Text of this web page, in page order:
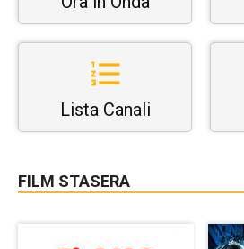
Lista Canali
FILM STASERA